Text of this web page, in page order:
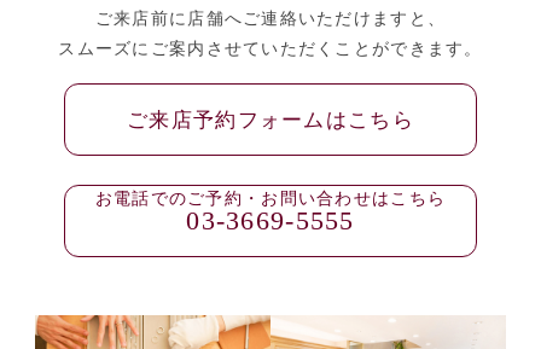
ご来店前に店舗へご連絡いただけますと、
スムーズにご案内させていただくことができます。
ご来店予約フォームはこちら
お電話でのご予約・お問い合わせはこちら
03-3669-5555